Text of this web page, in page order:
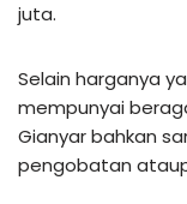
juta.
Selain harganya
mempunyai
Gianyar bahkan
pengobatan